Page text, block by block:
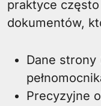
praktyce
dokumentów,
Dane strony
Precyzyjne